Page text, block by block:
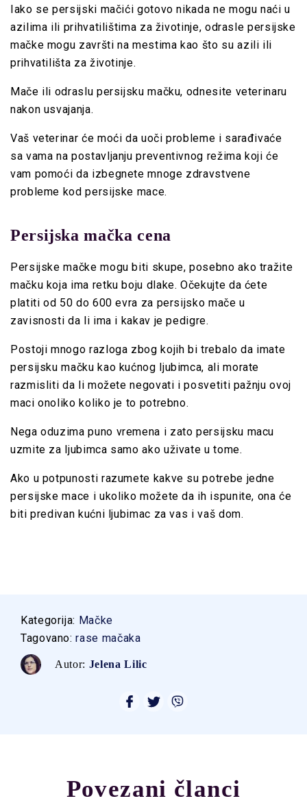
Iako se persijski mačići gotovo nikada ne mogu naći u
azilima ili prihvatilištima za životinje, odrasle persijske
mačke mogu završti na mestima kao što su azili ili
prihvatilišta za životinje.
Mače ili odraslu persijsku mačku, odnesite veterinaru
nakon usvajanja.
Vaš veterinar će moći da uoči probleme i sarađivaće
sa vama na postavljanju preventivnog režima koji će
vam pomoći da izbegnete mnoge zdravstvene
probleme kod persijske mace.
Persijska mačka cena
Persijske mačke mogu biti skupe, posebno ako tražite
mačku koja ima retku boju dlake. Očekujte da ćete
platiti od 50 do 600 evra za persijsko mače u
zavisnosti da li ima i kakav je pedigre.
Postoji mnogo razloga zbog kojih bi trebalo da imate
persijsku mačku kao kućnog ljubimca, ali morate
razmisliti da li možete negovati i posvetiti pažnju ovoj
maci onoliko koliko je to potrebno.
Nega oduzima puno vremena i zato persijsku macu
uzmite za ljubimca samo ako uživate u tome.
Ako u potpunosti razumete kakve su potrebe jedne
persijske mace i ukoliko možete da ih ispunite, ona će
biti predivan kućni ljubimac za vas i vaš dom.
Kategorija: Mačke
Tagovano:rase mačaka
Autor: Jelena Lilic
Povezani članci